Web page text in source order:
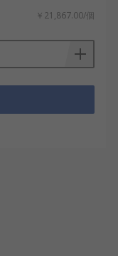
￥21,867.00/個